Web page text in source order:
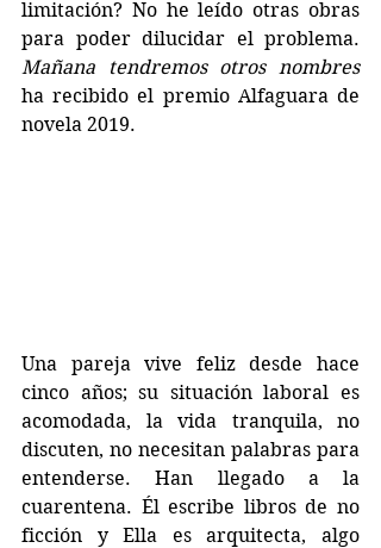
limitación? No he leído otras obras
Mañana tendremos otros nombres
ha recibido el premio Alfaguara de
novela 2019.
Una pareja vive feliz desde hace
cinco años; su situación laboral es
acomodada, la vida tranquila, no
discuten, no necesitan palabras para
entenderse. Han llegado a la
cuarentena. Él escribe libros de no
ficción y Ella es arquitecta, algo